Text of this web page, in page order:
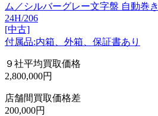
ム／シルバーグレー文字盤 自動巻
24H/206
[中古]
付属品:内箱、外箱、保証書あり
９社平均買取価格
2,800,000円
店舗間買取価格差
200,000円